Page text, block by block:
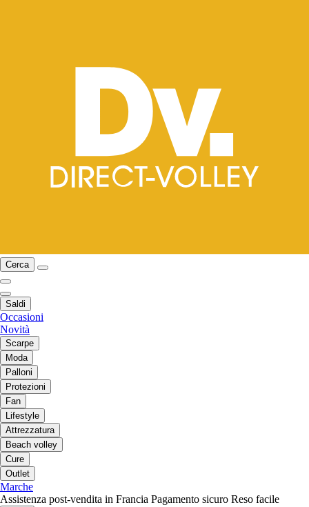
Cerca
Saldi
Occasioni
Novità
Scarpe
Moda
Palloni
Protezioni
Fan
Lifestyle
Attrezzatura
Beach volley
Cure
Outlet
Marche
Assistenza post-vendita in Francia Pagamento sicuro Reso facile